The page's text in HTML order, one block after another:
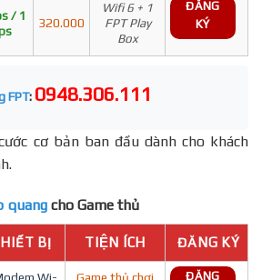
/ 1
320.000
Wifi 6 + 1
FPT Play
Box
ĐĂNG
KÝ
FPT: 0948.306.111
cơ bản ban đầu dành cho khách
quang cho Game thủ
BỊ TIỆN ÍCH ĐĂNG KÝ
ĐĂNG